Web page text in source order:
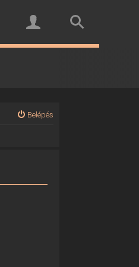
Belépés